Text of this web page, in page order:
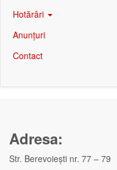
Hotărâri
Anunțuri
Contact
Adresa:
Str. Berevoieşti nr. 77 – 79